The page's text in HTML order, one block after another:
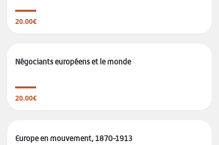
20.00€
Négociants européens et le monde
20.00€
Europe en mouvement, 1870-1913